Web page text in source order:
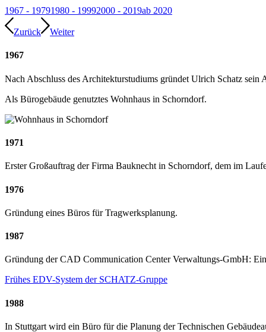
1967 - 19791980 - 19992000 - 2019ab 2020
Zurück Weiter
1967
Nach Abschluss des Architekturstudiums gründet Ulrich Schatz
Als Bürogebäude genutztes Wohnhaus in Schorndorf.
1971
Erster Großauftrag der Firma Bauknecht in Schorndorf, dem im
1976
Gründung eines Büros für Tragwerksplanung.
1987
Gründung der CAD Communication Center Verwaltungs-GmbH:
Frühes EDV-System der SCHATZ-Gruppe
1988
In Stuttgart wird ein Büro für die Planung der Technischen